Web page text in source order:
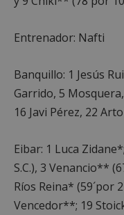
Entrenador: Nafti
Banquillo: 1 Jesús
Garrido, 5
16 Javi Pérez, 22
Eibar: 1 Luca
S.C.), 3 Venancio**
Ríos Reina* (59´por
Vencedor**; 19
inicio de sesión
El sitio web no
las cookies
Nombre